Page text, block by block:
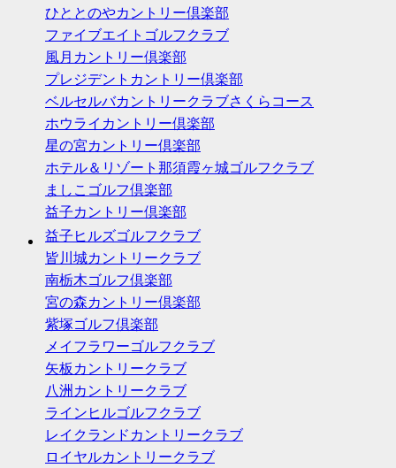
ひととのやカントリー倶楽部
ファイブエイトゴルフクラブ
風月カントリー倶楽部
プレジデントカントリー倶楽部
ベルセルバカントリークラブさくらコース
ホウライカントリー倶楽部
星の宮カントリー倶楽部
ホテル＆リゾート那須霞ヶ城ゴルフクラブ
ましこゴルフ倶楽部
益子カントリー倶楽部
益子ヒルズゴルフクラブ
皆川城カントリークラブ
南栃木ゴルフ倶楽部
宮の森カントリー倶楽部
紫塚ゴルフ倶楽部
メイフラワーゴルフクラブ
矢板カントリークラブ
八洲カントリークラブ
ラインヒルゴルフクラブ
レイクランドカントリークラブ
ロイヤルカントリークラブ